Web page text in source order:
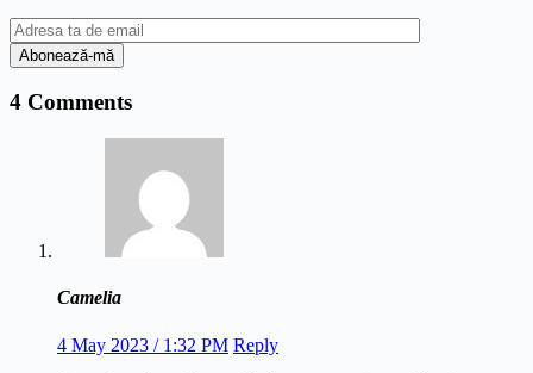
4 Comments
Camelia
4 May 2023 / 1:32 PM Reply